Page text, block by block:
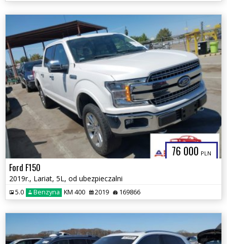
76 000 PLN
Ford F150
2019r., Lariat, 5L, od ubezpieczalni
5.0 Benzyna KM 400 2019 169866